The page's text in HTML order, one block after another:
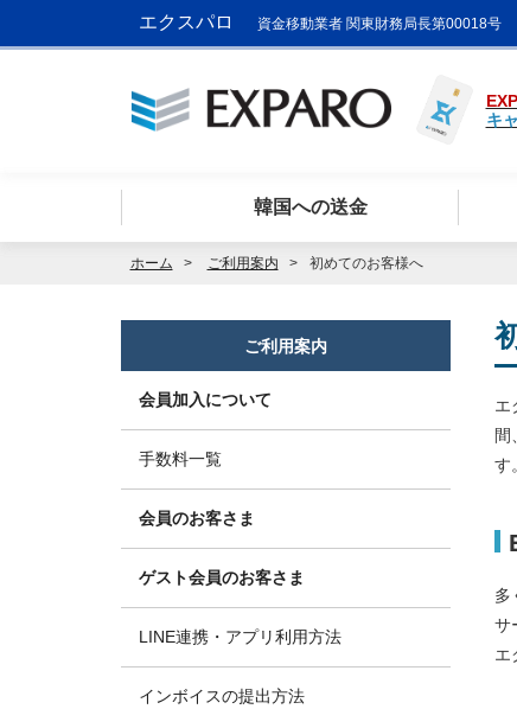
エクスパロ 資金移動業者 関東財務局長第00018号
キ
韓国への送金
ホーム ご利用案内 初めてのお客様へ
エ
間
す。
多
サ
エ
ご利用案内
会員加入について
手数料一覧
会員のお客さま
ゲスト会員のお客さま
LINE連携・アプリ利用方法
インボイスの提出方法